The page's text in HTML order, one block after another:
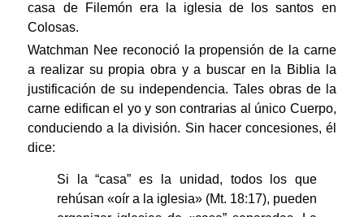
casa de Filemón era la iglesia de los santos en
Colosas.
Watchman Nee reconoció la propensión de la carne
a realizar su propia obra y a buscar en la Biblia la
justificación de su independencia. Tales obras de la
carne edifican el yo y son contrarias al único Cuerpo,
conduciendo a la división. Sin hacer concesiones, él
dice:
Si la “casa” es la unidad, todos los que
rehúsan «oír a la iglesia» (Mt. 18:17), pueden